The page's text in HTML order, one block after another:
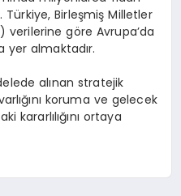
Birleşmiş Milletler
verilerine göre Avrupa’da
yer almaktadır.
alınan stratejik
koruma ve gelecek
kararlılığını ortaya